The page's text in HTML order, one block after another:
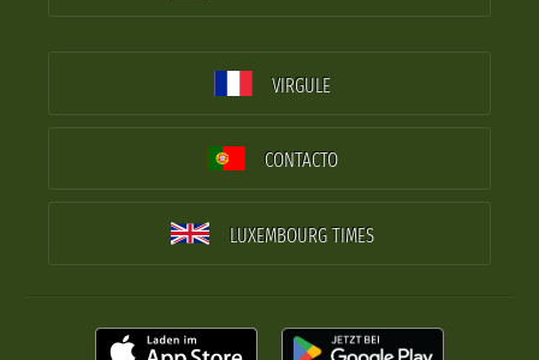
VIRGULE
CONTACTO
LUXEMBOURG TIMES